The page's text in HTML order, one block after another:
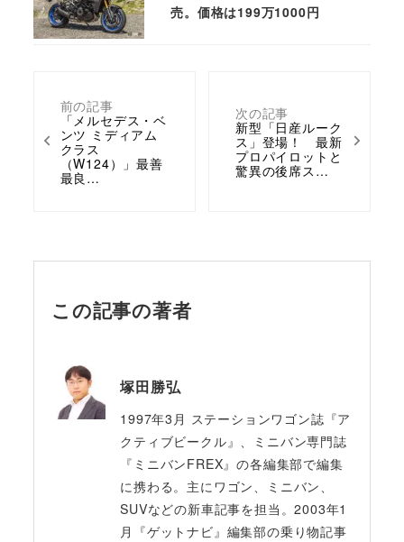
前の記事
「メルセデス・ベ
ンツ ミディアム
クラス
（W124）」最善
最良…
次の記事
新型「日産ルーク
ス」登場！ 最新
プロパイロットと
驚異の後席ス…
売。価格は199万1000円
この記事の著者
塚田勝弘
1997年3月 ステーションワゴン誌『ア
クティブビークル』、ミニバン専門誌
『ミニバンFREX』の各編集部で編集
に携わる。主にワゴン、ミニバン、
SUVなどの新車記事を担当。2003年1
月『ゲットナビ』編集部の乗り物記事